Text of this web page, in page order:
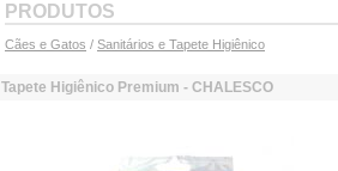
PRODUTOS
Cães e Gatos / Sanitários e Tapete Higiênico
Tapete Higiênico Premium - CHALESCO